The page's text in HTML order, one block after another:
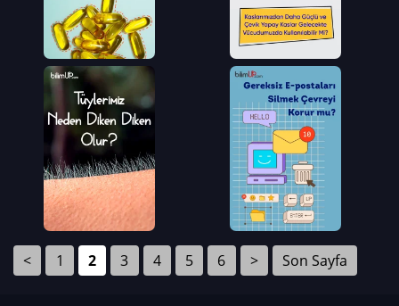
< 1 2 3 4 5 6 > Son Sayfa